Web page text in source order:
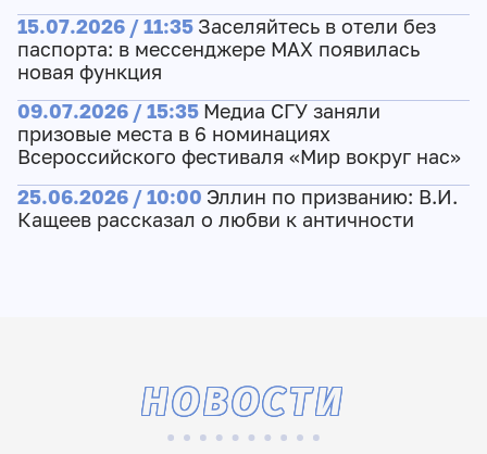
15.07.2026 / 11:35 Заселяйтесь в отели без
паспорта: в мессенджере MAX появилась
новая функция
09.07.2026 / 15:35 Медиа СГУ заняли
призовые места в 6 номинациях
Всероссийского фестиваля «Мир вокруг нас»
25.06.2026 / 10:00 Эллин по призванию: В.И.
Кащеев рассказал о любви к античности
НОВОСТИ